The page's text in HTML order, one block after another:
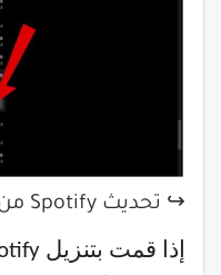
↪ تحديث Spotify من Microsoft Store
إذا قمت بتنزيل Spotify من